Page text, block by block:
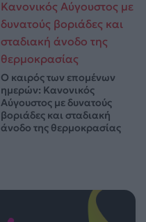
Ο καιρός των επομένων
ημερών: Κανονικός
Αύγουστος με δυνατούς
βοριάδες και σταδιακή
άνοδο της θερμοκρασίας